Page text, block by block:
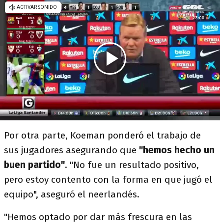
Por otra parte, Koeman ponderó el trabajo de
sus jugadores asegurando que "hemos hecho un
buen partido". "No fue un resultado positivo,
pero estoy contento con la forma en que jugó el
equipo", aseguró el neerlandés.
"Hemos optado por dar más frescura en las